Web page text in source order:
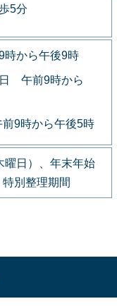
5分
から午後9時
午前9時から
9時から午後5時
曜日）、年末年始
特別整理期間